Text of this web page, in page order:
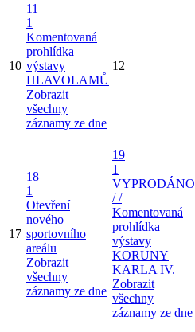
10
11
1
Komentovaná
prohlídka
výstavy
HLAVOLAMŮ
Zobrazit
všechny
záznamy ze dne
12
17
18
1
Otevření
nového
sportovního
areálu
Zobrazit
všechny
záznamy ze dne
19
1
VYPRODÁNO
/ /
Komentovaná
prohlídka
výstavy
KORUNY
KARLA IV.
Zobrazit
všechny
záznamy ze dne